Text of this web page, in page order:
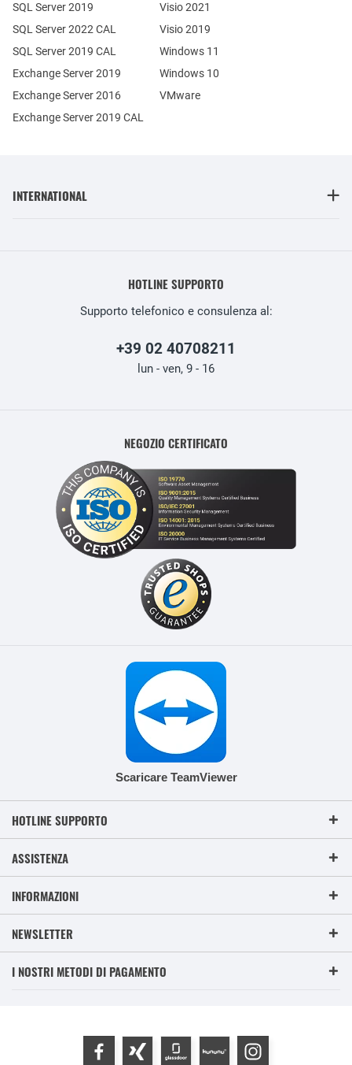
Exchange Server 2019
Exchange Server 2016
SQL Server 2019
SQL Server 2022 CAL
SQL Server 2019 CAL
Exchange Server 2019 CAL
Visio 2021
Visio 2019
Windows 11
Windows 10
VMware
INTERNATIONAL
HOTLINE SUPPORTO
Supporto telefonico e consulenza al:
+39 02 40708211
lun - ven, 9 - 16
NEGOZIO CERTIFICATO
Scaricare TeamViewer
HOTLINE SUPPORTO
ASSISTENZA
INFORMAZIONI
NEWSLETTER
I NOSTRI METODI DI PAGAMENTO